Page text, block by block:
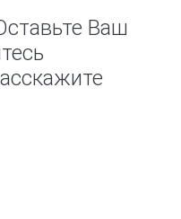
Ваш